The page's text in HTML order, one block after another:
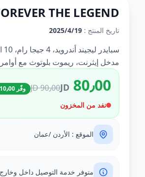
THE LEGEND
تاريخ المنتج : 19‏‏/4‏‏/2025
مدخل إيثرنت، ريموت بلوتوث مع
80٫00 JD90٫00 JD وفّر 10٫00 JD
نفد من المخزون
الموقع : الأردن /عمان
متوفر خدمة التوصيل داخل وخارج